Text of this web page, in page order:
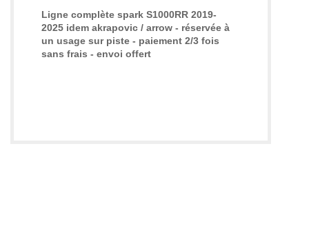
Ligne complète spark S1000RR 2019-
2025 idem akrapovic / arrow - réservée à
un usage sur piste - paiement 2/3 fois
sans frais - envoi offert